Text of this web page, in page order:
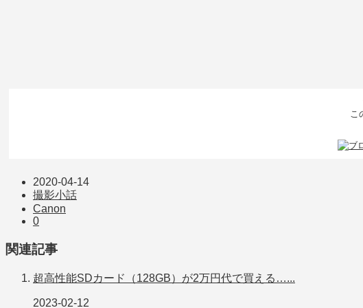
こ
2020-04-14
撮影小話
Canon
0
関連記事
超高性能SDカード（128GB）が2万円代で買える…...
2023-02-12